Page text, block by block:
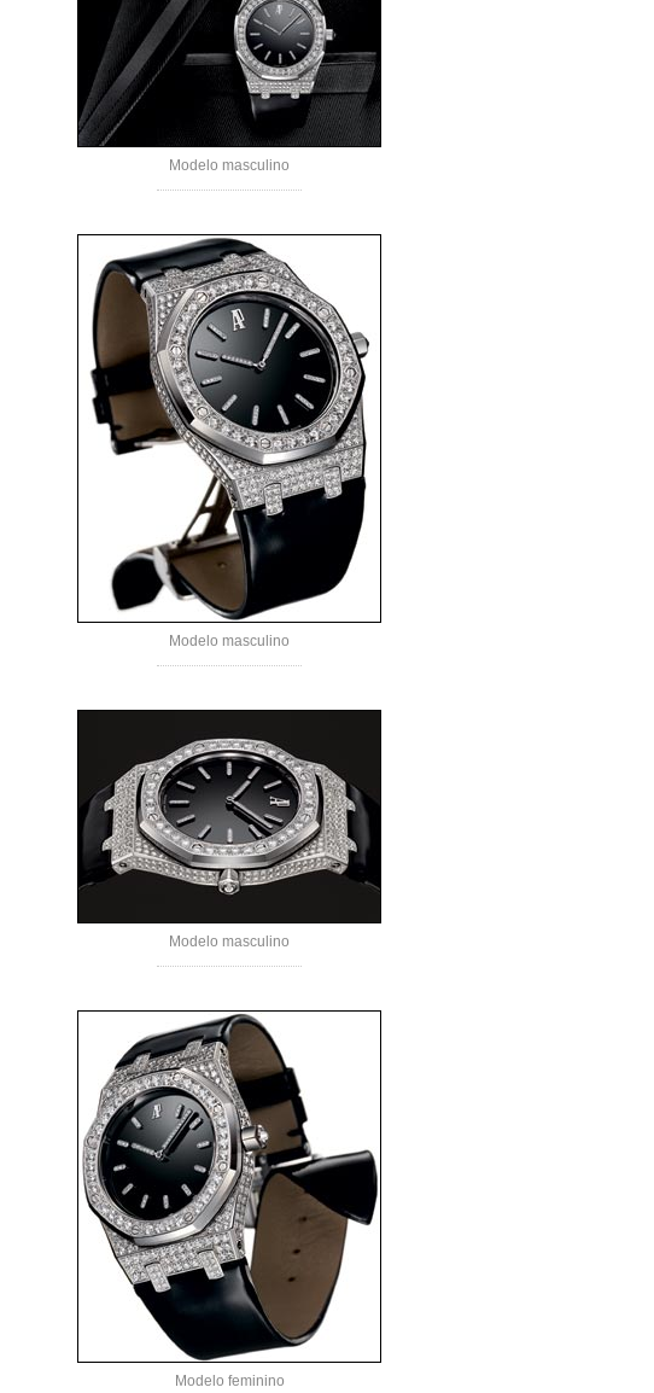
Modelo masculino
Modelo masculino
Modelo masculino
Modelo feminino